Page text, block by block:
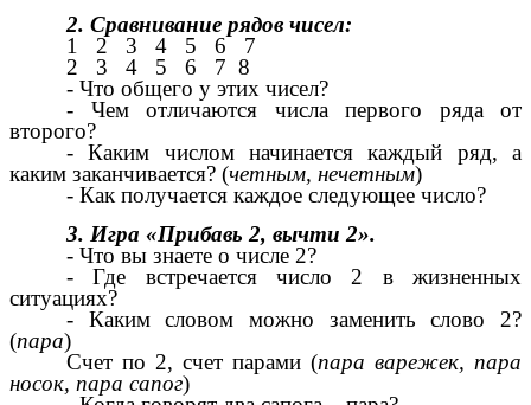
2. Сравнивание рядов чисел:
1 2 3 4 5 6 7
2 3 4 5 6 7 8
- Что общего у этих чисел?
- Чем отличаются числа первого ряда от
второго?
- Каким числом начинается каждый ряд, а
каким заканчивается? (четным, нечетным)
- Как получается каждое следующее число?
3. Игра «Прибавь 2, вычти 2».
- Что вы знаете о числе 2?
- Где встречается число 2 в жизненных
ситуациях?
- Каким словом можно заменить слово 2?
(пара)
Счет по 2, счет парами (пара варежек, пара
носок, пара сапог)